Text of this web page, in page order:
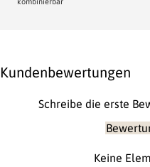
Kundenbewertungen
Schreibe die erste
Keine